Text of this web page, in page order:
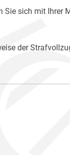
sich mit Ihrer
der